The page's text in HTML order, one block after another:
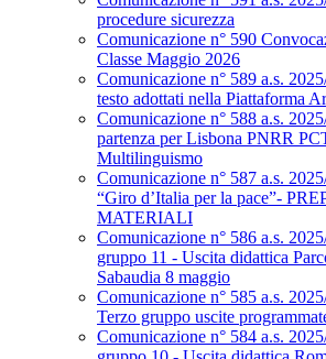
procedure sicurezza
Comunicazione n° 590
Classe Maggio 2026
Comunicazione n° 589 a.s.
testo adottati nella Piattaforma
Comunicazione n° 588 a.s.
partenza per Lisbona PNRR
Multilinguismo
Comunicazione n° 587 a.s.
“Giro d’Italia per la pace”-
MATERIALI
Comunicazione n° 586 a.s.
gruppo 11 - Uscita didattica
Sabaudia 8 maggio
Comunicazione n° 585 a.s.
Terzo gruppo uscite
Comunicazione n° 584 a.s.